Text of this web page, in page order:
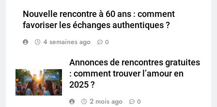
Nouvelle rencontre à 60 ans : comment
favoriser les échanges authentiques ?
4 semaines ago
0
Annonces de rencontres gratuites
: comment trouver l’amour en
2025 ?
2 mois ago
0